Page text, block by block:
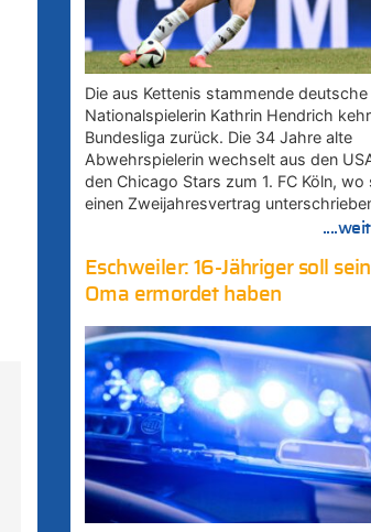
Die aus Kettenis stammende deutsche
Nationalspielerin Kathrin Hendrich
Bundesliga zurück. Die 34 Jahre alte
Abwehrspielerin wechselt aus den
den Chicago Stars zum 1. FC Köln, wo
einen Zweijahresvertrag
Eschweiler: 16-Jähriger soll
Oma ermordet haben